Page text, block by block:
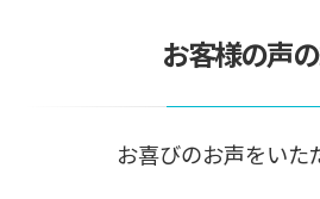
お客様の声
お喜びのお声をいた